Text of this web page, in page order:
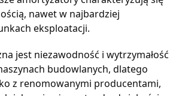
nawet w najbardziej
eksploatacji.
jest niezawodność i wytrzymałość
budowlanych, dlatego
z renomowanymi producentami,